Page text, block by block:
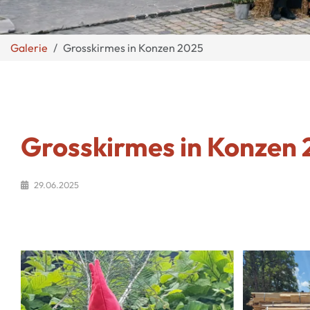
Galerie Grosskirmes in Konzen 2025
Grosskirmes in Konzen
29.06.2025